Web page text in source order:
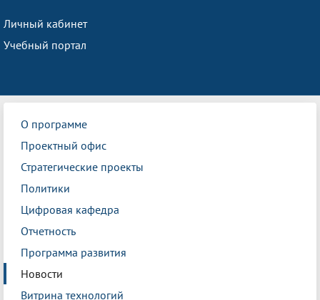
Личный кабинет
Учебный портал
О программе
Проектный офис
Стратегические проекты
Политики
Цифровая кафедра
Отчетность
Программа развития
Новости
Витрина технологий